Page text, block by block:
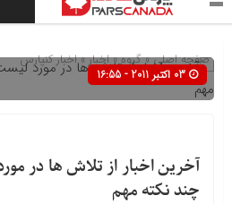
صفحه اصلی» گروه »اخبار»اخبار کنپارس
چند نکته مهم